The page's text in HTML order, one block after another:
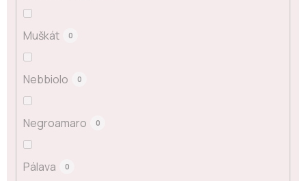
Muškát 0
Nebbiolo 0
Negroamaro 0
Pálava 0